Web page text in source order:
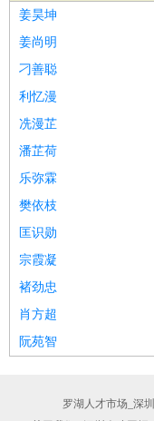
姜昊坤
姜尚明
刁善聪
利忆漫
冼漫芷
潘芷荷
乐弥霖
樊依枝
匡识勋
宗霞凝
褚劲忠
肖方超
阮苑智
罗湖人才市场_深